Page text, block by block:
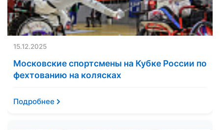
15.12.2025
Московские спортсмены на Кубке России по
фехтованию на колясках
Подробнее